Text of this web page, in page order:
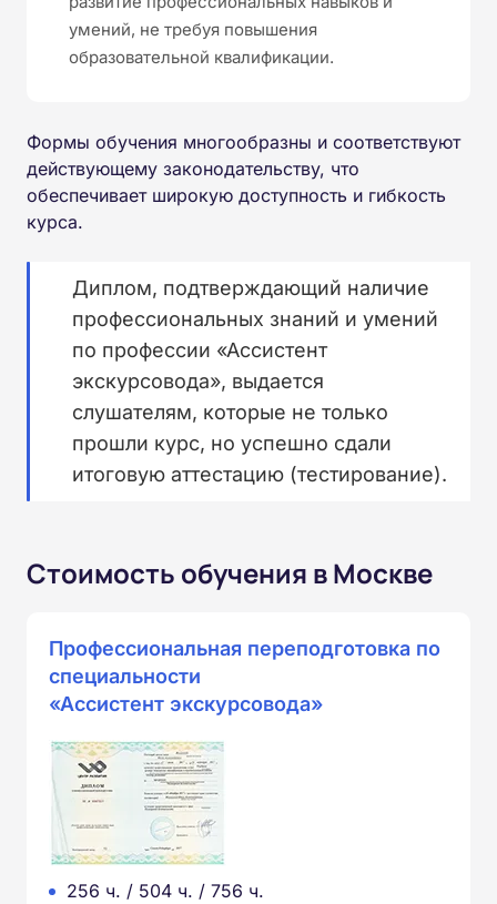
умений, не требуя повышения
образовательной квалификации.
Формы обучения многообразны и соответствуют
действующему законодательству, что
обеспечивает широкую доступность и гибкость
курса.
Диплом, подтверждающий наличие
профессиональных знаний и умений
по профессии «Ассистент
экскурсовода», выдается
слушателям, которые не только
прошли курс, но успешно сдали
итоговую аттестацию (тестирование).
Стоимость обучения в Москве
Профессиональная переподготовка по
специальности
«Ассистент экскурсовода»
256 ч. / 504 ч. / 756 ч.